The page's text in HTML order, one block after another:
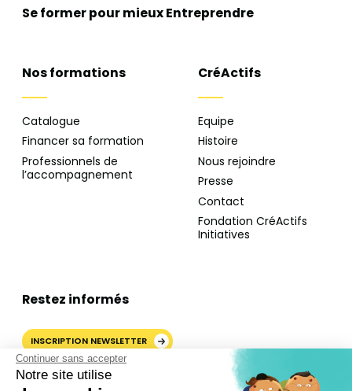
Continuer sans accepter
Notre site utilise
Se former pour mieuxEntreprendre
Nos formations
Catalogue
Financer sa formation
Professionnels de
l’accompagnement
CréActifs
Equipe
Histoire
Nous rejoindre
Presse
Contact
Fondation CréActifs
Initiatives
Restez informés
INSCRIPTION NEWSLETTER